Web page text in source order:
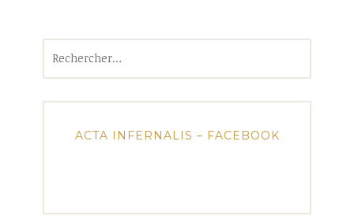
ACTA INFERNALIS – FACEBOOK